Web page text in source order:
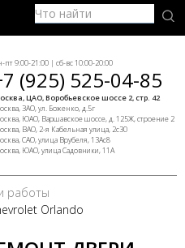
пт 9:00-21:00 | сб-вс 10:00-20:00
(925) 525-04-85
ЦАО, Воробьевское шоссе 2, стр. 42
ЗАО, ул. Боженко, д.5г
ЮАО, Варшавское шоссе, д. 125Ж, строение 2
ВАО, 2-я Кабельная улица, 2с30
САО, улица Врубеля, 13Ас8
ЮАО, улица Садовники, 11А
работы
Orlando